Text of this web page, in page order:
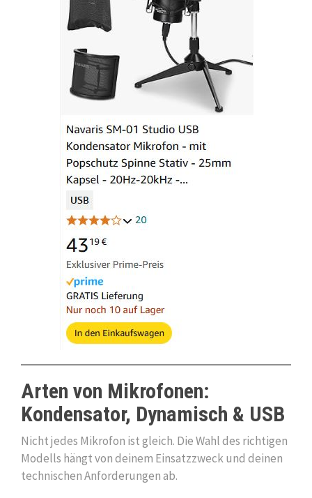
Arten von Mikrofonen:
Kondensator, Dynamisch & USB
Nicht jedes Mikrofon ist gleich. Die Wahl des richtigen
Modells hängt von deinem Einsatzzweck und deinen
technischen Anforderungen ab.